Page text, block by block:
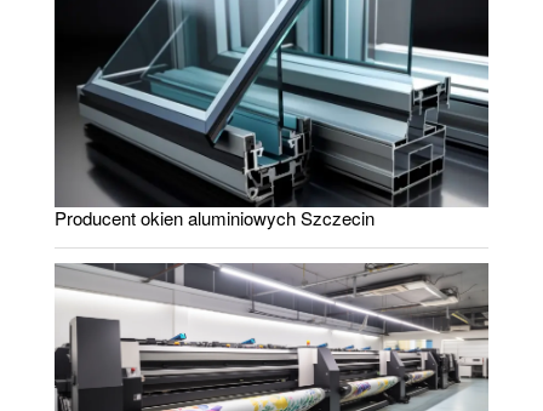
Producent okien aluminiowych Szczecin